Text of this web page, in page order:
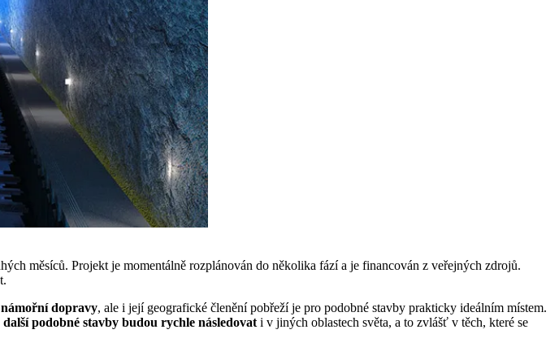
měsíců. Projekt je momentálně rozplánován do několika fází a je financován z veřejných zdrojů.
dopravy, ale i její geografické členění pobřeží je pro podobné stavby prakticky ideálním místem.
podobné stavby budou rychle následovat i v jiných oblastech světa, a to zvlášť v těch, které se